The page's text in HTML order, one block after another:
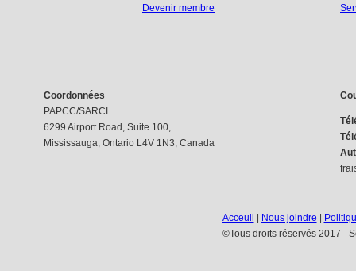
Devenir membre
Coordonnées
PAPCC/SARCI
6299 Airport Road, Suite 100,
Mississauga, Ontario L4V 1N3, Canada
Acceuil Nous joindre
©Tous droits réservés 2017 -